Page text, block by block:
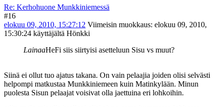
Re: Kerhohuone Munkkiniemessä
#16
elokuu 09, 2010, 15:27:12 Viimeisin muokkaus: elokuu 09, 2010,
15:30:24 käyttäjältä Hönkki
LainaaHeFi siis siirtyisi asetteluun Sisu vs muut?
Siinä ei ollut tuo ajatus takana. On vain pelaajia joiden olisi selvästi
helpompi matkustaa Munkkiniemeen kuin Matinkylään. Minun
puolesta Sisun pelaajat voisivat olla jaettuina eri lohkoihin.